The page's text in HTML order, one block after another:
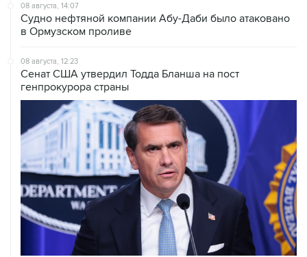
08 августа, 14:07
Судно нефтяной компании Абу-Даби было атаковано
в Ормузском проливе
08 августа, 12:23
Сенат США утвердил Тодда Бланша на пост
генпрокурора страны